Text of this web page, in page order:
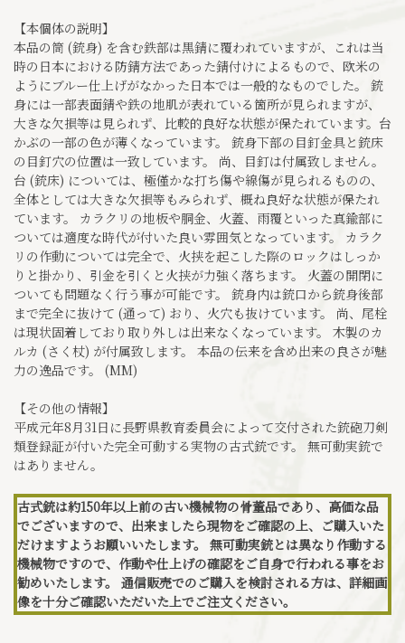
【本個体の説明】
本品の筒 (銃身) を含む鉄部は黒錆に覆われていますが、これは当
時の日本における防錆方法であった錆付けによるもので、欧米の
ようにブルー仕上げがなかった日本では一般的なものでした。 銃
身には一部表面錆や鉄の地肌が表れている箇所が見られますが、
大きな欠損等は見られず、比較的良好な状態が保たれています。台
かぶの一部の色が薄くなっています。 銃身下部の目釘金具と銃床
の目釘穴の位置は一致しています。 尚、目釘は付属致しません。
台 (銃床) については、極僅かな打ち傷や線傷が見られるものの、
全体としては大きな欠損等もみられず、概ね良好な状態が保たれ
ています。 カラクリの地板や胴金、火蓋、雨覆といった真鍮部に
ついては適度な時代が付いた良い雰囲気となっています。 カラク
リの作動については完全で、火挟を起こした際のロックはしっか
りと掛かり、引金を引くと火挟が力強く落ちます。 火蓋の開閉に
ついても問題なく行う事が可能です。 銃身内は銃口から銃身後部
まで完全に抜けて (通って) おり、火穴も抜けています。 尚、尾栓
は現状固着しており取り外しは出来なくなっています。 木製のカ
ルカ (さく杖) が付属致します。 本品の伝来を含め出来の良さが魅
力の逸品です。 (MM)
【その他の情報】
平成元年8月31日に長野県教育委員会によって交付された銃砲刀剣
類登録証が付いた完全可動する実物の古式銃です。 無可動実銃で
はありません。
古式銃は約150年以上前の古い機械物の骨董品であり、高価な品
でございますので、出来ましたら現物をご確認の上、ご購入いた
だけますようお願いいたします。 無可動実銃とは異なり作動する
機械物ですので、作動や仕上げの確認をご自身で行われる事をお
勧めいたします。 通信販売でのご購入を検討される方は、詳細画
像を十分ご確認いただいた上でご注文ください。